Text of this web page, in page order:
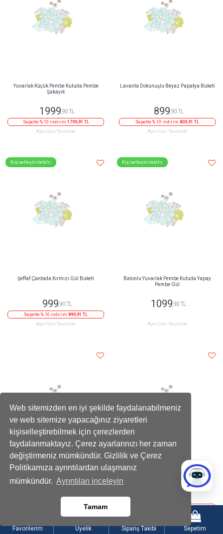
Web sitemizden en iyi şekilde faydalanabilmeniz
ve web sitemize yapacağınız ziyaretleri
kişiselleştirebilmek için çerezlerden
faydalanmaktayız. Çerez ayarlarınızı her zaman
değiştirmeniz mümkündür. Gizlilik ve Çerez
Politikamıza ayrıntılardan ulaşmanız
mümkündür. Ayrıntıları inceleyin
Tamam
Yuvarlak Küçük Pembe Kutuda Pembe
Şakayık
1999,90 TL
Sepette % 10 indirim 1799,91 TL
Aynı Gün Teslimat
Lavanta Dokunuşlu Beyaz Papatya Buketi
899,90 TL
Sepette % 10 indirim 809,91 TL
Aynı Gün Teslimat
Kişiselleştirilebilir
Şeffaf Çantada Kırmızı Gül Buketi
999,90 TL
Sepette % 10 indirim899,91 TL
Aynı Gün Teslimat
Kişiselleştirilebilir
Balonlu Yuvarlak Pembe Kutuda Yapay
Pembe Gül
1099,90 TL
Aynı Gün Teslimat
Kırmızı Gül
2199,90 TL
1979,91 TL
Limon Dilimli Beyaz Papatya Buketi
809,91 TL
Favorilerim Üyelik Sipariş Takibi Sepetim